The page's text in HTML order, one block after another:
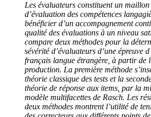
Les évaluateurs constituent un maillon
d’évaluation des compétences
bénéficier d’un accompagnement
qualité des évaluations à un niveau
compare deux méthodes pour la
sévérité d’évaluateurs d’une épreuve
français langue étrangère, à partir de
production. La première méthode
théorie classique des tests et la
théorie de réponse aux items, par la
modèle multifacettes de Rasch. Les
deux méthodes montrent l’utilité de